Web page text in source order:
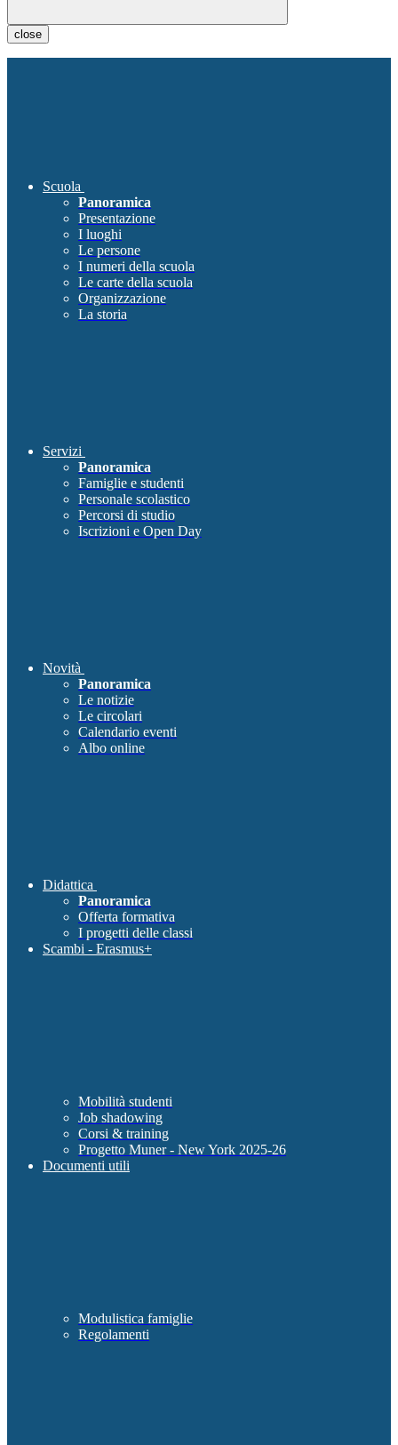
close
Scuola
Panoramica
Presentazione
I luoghi
Le persone
I numeri della scuola
Le carte della scuola
Organizzazione
La storia
Servizi
Panoramica
Famiglie e studenti
Personale scolastico
Percorsi di studio
Iscrizioni e Open Day
Novità
Panoramica
Le notizie
Le circolari
Calendario eventi
Albo online
Didattica
Panoramica
Offerta formativa
I progetti delle classi
Scambi - Erasmus+
Mobilità studenti
Job shadowing
Corsi & training
Progetto Muner - New York 2025-26
Documenti utili
Modulistica famiglie
Regolamenti